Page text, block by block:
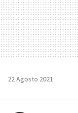
22 Agosto 2021